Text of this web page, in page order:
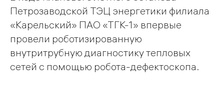
Петрозаводской ТЭЦ энергетики филиала
«Карельский» ПАО «ТГК-1» впервые
провели роботизированную
внутритрубную диагностику тепловых
сетей с помощью робота-дефектоскопа.